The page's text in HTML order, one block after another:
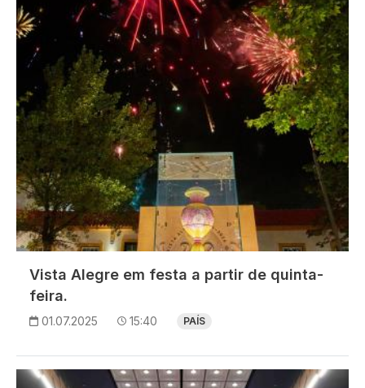
Vista Alegre em festa a partir de quinta-
feira.
01.07.2025 15:40 PAÍS
Imagem